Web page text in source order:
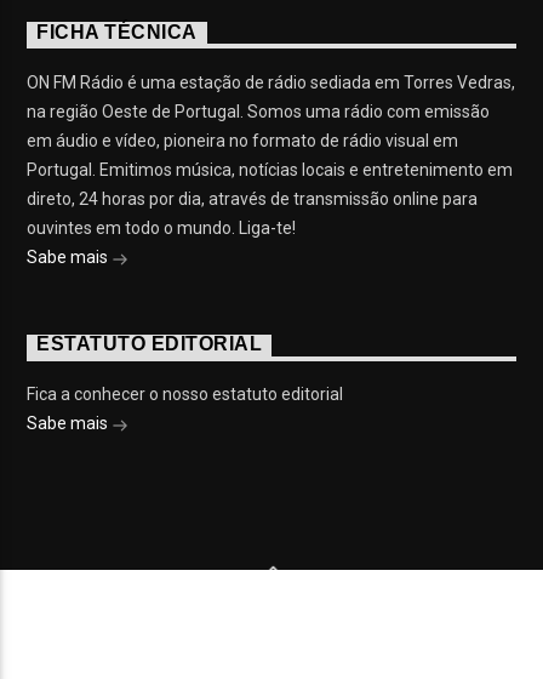
FICHA TÉCNICA
ON FM Rádio é uma estação de rádio sediada em Torres Vedras,
na região Oeste de Portugal. Somos uma rádio com emissão
em áudio e vídeo, pioneira no formato de rádio visual em
Portugal. Emitimos música, notícias locais e entretenimento em
direto, 24 horas por dia, através de transmissão online para
ouvintes em todo o mundo. Liga-te!
Sabe mais
ESTATUTO EDITORIAL
Fica a conhecer o nosso estatuto editorial
Sabe mais